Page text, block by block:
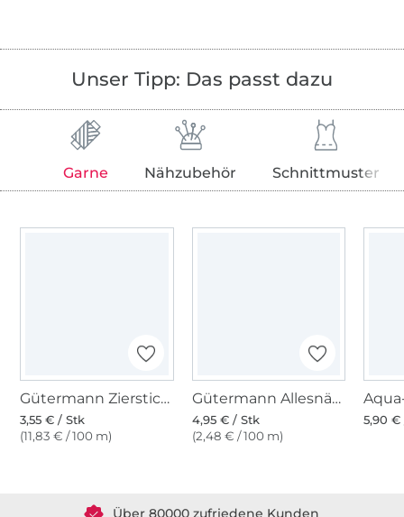
Unser Tipp: Das passt dazu
Garne Nähzubehör Schnittmuster
Gütermann Zierstich- und Knopflochgarn (800) weiss
3,55 € / Stk
(11,83 € / 100 m)
Gütermann Allesnäher (800) weiss
4,95 € / Stk
(2,48 € / 100 m)
5,90 €